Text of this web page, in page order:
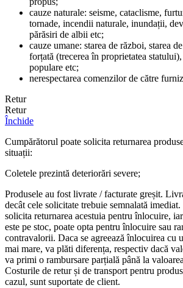
cauze naturale: seisme, cataclisme,
tornade, incendii naturale, inundații,
părăsiri de albii etc;
cauze umane: starea de război, starea
forțată (trecerea în proprietatea
populare etc;
nerespectarea comenzilor de către
Retur
Retur
Închide
Cumpărătorul poate solicita returnarea
situații:
Coletele prezintă deteriorări severe;
Produsele au fost livrate / facturate greșit.
decât cele solicitate trebuie semnalată
solicita returnarea acestuia pentru înlocuire,
este pe stoc, poate opta pentru înlocuire sau
contravalorii. Daca se agreează înlocuirea cu
mai mare, va plăti diferența, respectiv dacă
va primi o rambursare parțială până la
Costurile de retur și de transport pentru
cazul, sunt suportate de client.